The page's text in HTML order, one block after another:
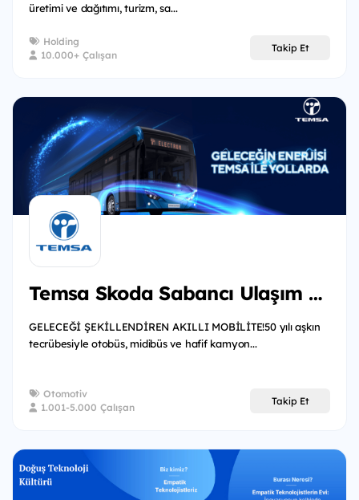
üretimi ve dağıtımı, turizm, sa...
Holding
10.000+ Çalışan
Takip Et
Temsa Skoda Sabancı Ulaşım Araçları
GELECEĞİ ŞEKİLLENDİREN AKILLI MOBİLİTE!50 yılı aşkın
tecrübesiyle otobüs, midibüs ve hafif kamyon...
Otomotiv
1.001-5.000 Çalışan
Takip Et